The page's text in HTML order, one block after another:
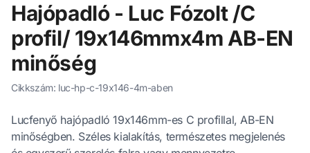
Hajópadló - Luc Fózolt /C
profil/ 19x146mmx4m AB-EN
minőség
Cikkszám: luc-hp-c-19x146-4m-aben
Lucfenyő hajópadló 19x146mm-es C profillal, AB-EN
minőségben. Széles kialakítás, természetes megjelenés